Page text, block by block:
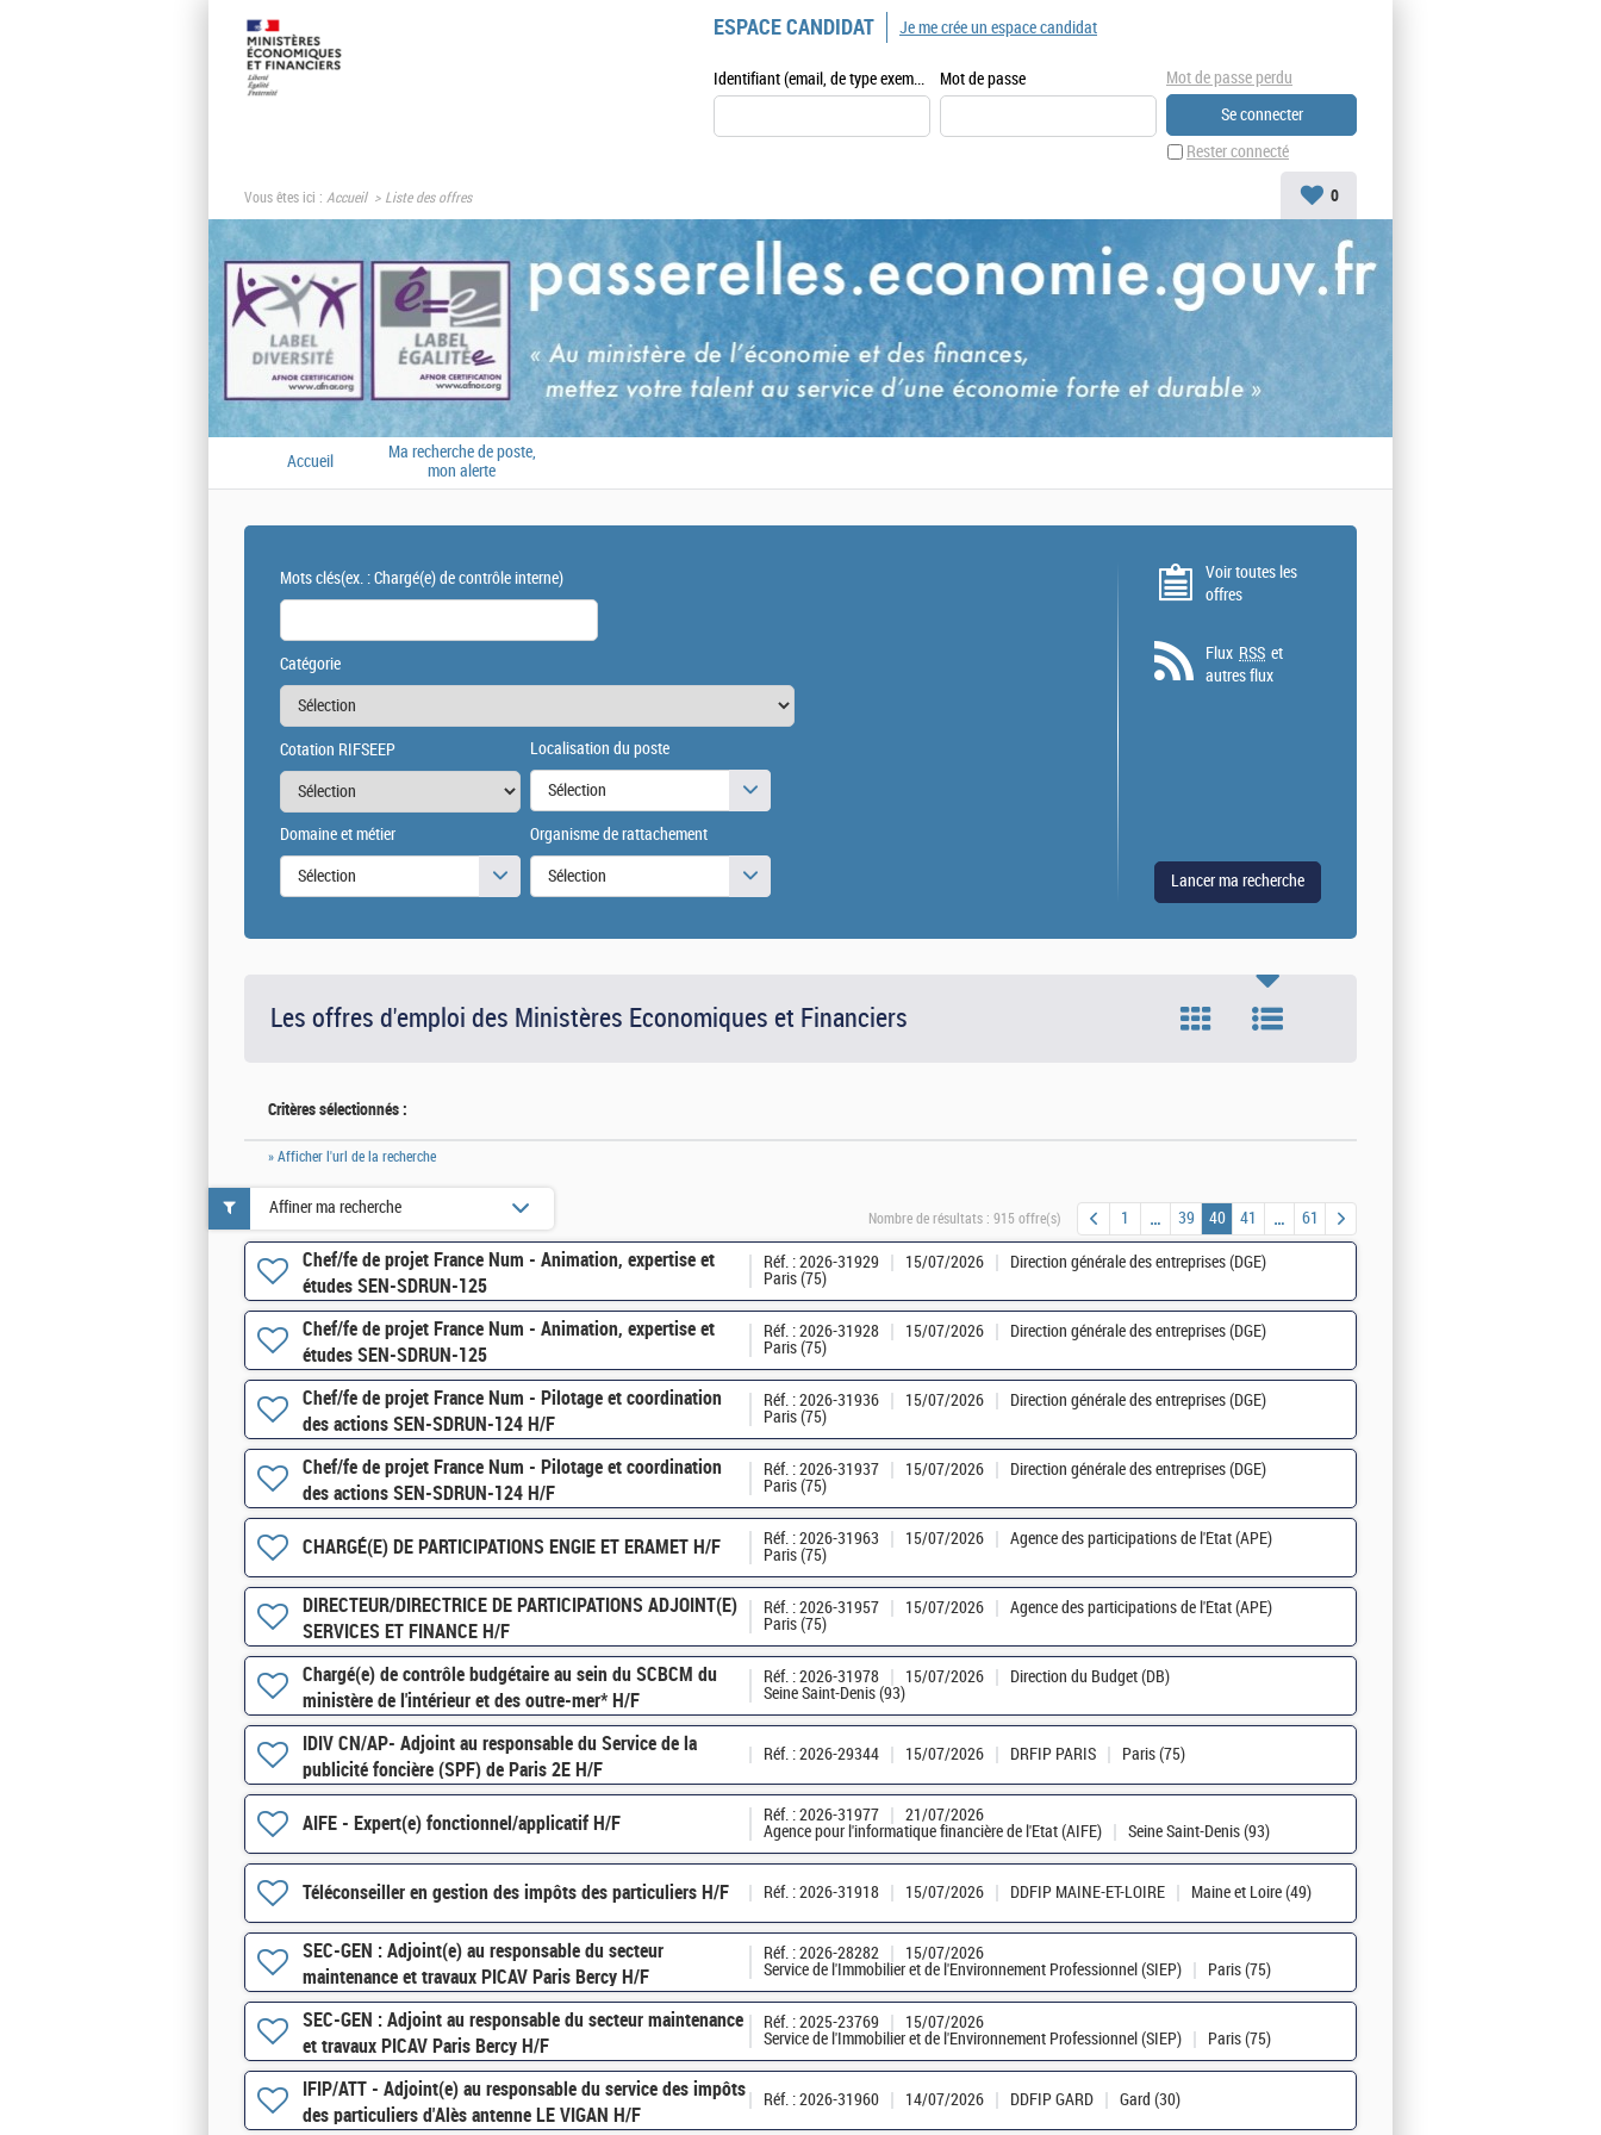
ESPACE CANDIDAT
Identifiant (email, de type exemple@exemple.fr) Mot de passe
Rester connecté
Mot de passe perdu
Je me crée un espace candidat
Vous êtes ici : Accueil Liste des offres 0
Accueil
Ma recherche de poste,
mon alerte
Mots clés(ex. : Chargé(e) de contrôle interne)
Catégorie
Cotation RIFSEEP Localisation du poste
Sélection
Domaine et métier
Sélection
Organisme de rattachement
Sélection
Voir toutes les
offres
Flux RSS et
autres flux
Les offres d'emploi des Ministères Economiques et Financiers
Critères sélectionnés :
» Afficher l'url de la recherche
Nombre de résultats : 915 offre(s) 1 39 40 41 61
Chef/fe de projet France Num - Animation, expertise et
études SEN-SDRUN-125
Réf. : 2026-31929 15/07/2026
Direction générale des entreprises (DGE)
Paris (75)
Chef/fe de projet France Num - Animation, expertise et
études SEN-SDRUN-125
Réf. : 2026-31928 15/07/2026
Direction générale des entreprises (DGE)
Paris (75)
Chef/fe de projet France Num - Pilotage et coordination
des actions SEN-SDRUN-124 H/F
Réf. : 2026-31936 15/07/2026
Direction générale des entreprises (DGE)
Paris (75)
Chef/fe de projet France Num - Pilotage et coordination
des actions SEN-SDRUN-124 H/F
Réf. : 2026-31937 15/07/2026
Direction générale des entreprises (DGE)
Paris (75)
CHARGÉ(E) DE PARTICIPATIONS ENGIE ET ERAMET H/F Réf. : 2026-31963 15/07/2026
Agence des participations de l'État (APE)
Paris (75)
DIRECTEUR/DIRECTRICE DE PARTICIPATIONS ADJOINT(E)
SERVICES ET FINANCE H/F
Réf. : 2026-31957 15/07/2026
Agence des participations de l'État (APE)
Paris (75)
Chargé(e) de contrôle budgétaire au sein du SCBCM du
ministère de l'intérieur et des outre-mer* H/F
Réf. : 2026-31978 15/07/2026
Direction du Budget (DB)
Seine Saint-Denis (93)
IDIV CN/AP- Adjoint au responsable du Service de la
publicité foncière (SPF) de Paris 2E H/F
Réf. : 2026-29344 15/07/2026 DRFIP PARIS Paris (75)
AIFE - Expert(e) fonctionnel/applicatif H/F Réf. : 2026-31977
21/07/2026
Agence pour l'informatique financière de l'Etat (AIFE)
Seine Saint-Denis (93)
Téléconseiller en gestion des impôts des particuliers H/F Réf. : 2026-31918 15/07/2026 DDFIP MAINE-ET-LOIRE Maine et Loire (49)
SEC-GEN : Adjoint(e) au responsable du secteur
maintenance et travaux PICAV Paris Bercy H/F
Réf. : 2026-28282
15/07/2026
Service de l'Immobilier et de l'Environnement Professionnel (SIEP)
Paris (75)
SEC-GEN : Adjoint au responsable du secteur maintenance
et travaux PICAV Paris Bercy H/F
Réf. : 2025-23769
15/07/2026
Service de l'Immobilier et de l'Environnement Professionnel (SIEP)
Paris (75)
IFIP/ATT - Adjoint(e) au responsable du service des impôts
des particuliers d'Alès antenne LE VIGAN H/F
Réf. : 2026-31960 14/07/2026 DDFIP GARD Gard (30)
Affiner ma recherche